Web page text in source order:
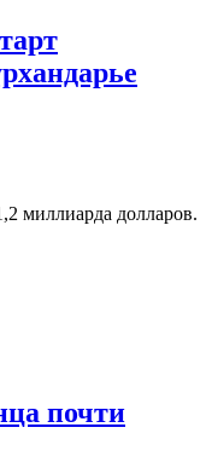
миллиарда долларов.
почти